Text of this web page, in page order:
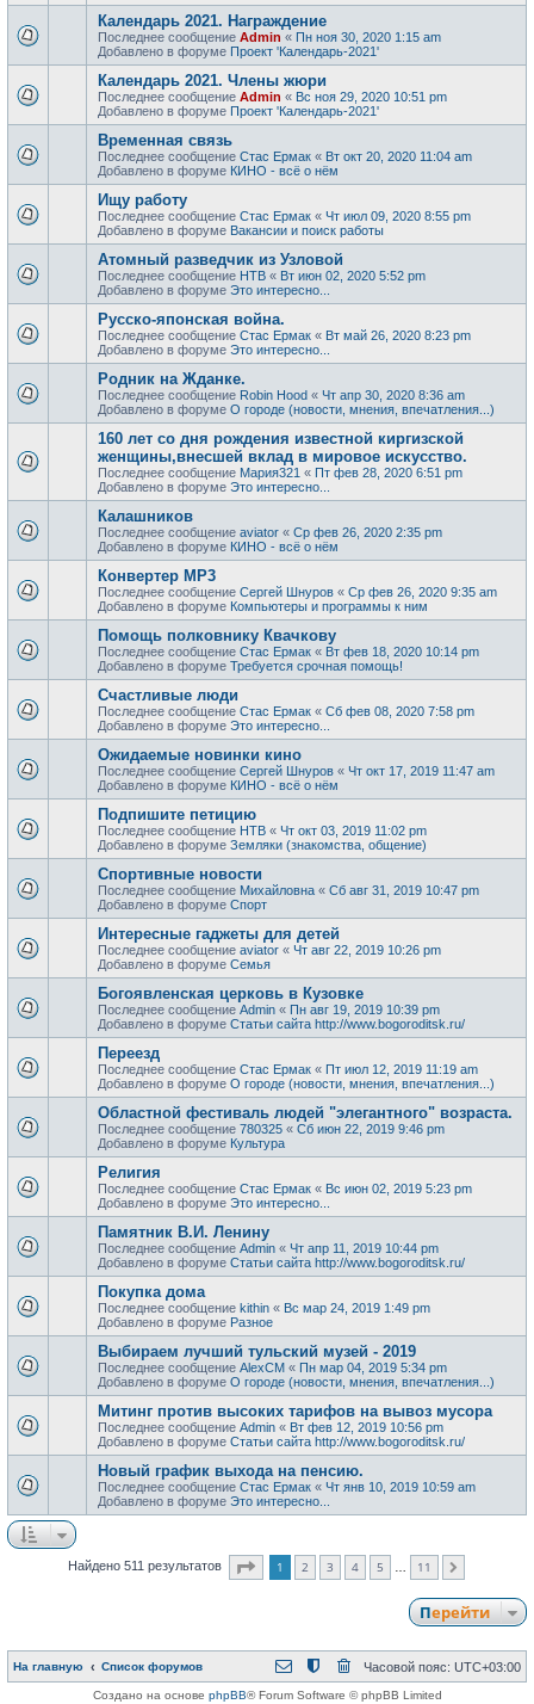
Календарь 2021. Награждение
Последнее сообщение Admin « Пн ноя 30, 2020 1:15 am
Добавлено в форуме Проект 'Календарь-2021'
Календарь 2021. Члены жюри
Последнее сообщение Admin « Вс ноя 29, 2020 10:51 pm
Добавлено в форуме Проект 'Календарь-2021'
Временная связь
Последнее сообщение Стас Ермак « Вт окт 20, 2020 11:04 am
Добавлено в форуме КИНО - всё о нём
Ищу работу
Последнее сообщение Стас Ермак « Чт июл 09, 2020 8:55 pm
Добавлено в форуме Вакансии и поиск работы
Атомный разведчик из Узловой
Последнее сообщение НТВ « Вт июн 02, 2020 5:52 pm
Добавлено в форуме Это интересно...
Русско-японская война.
Последнее сообщение Стас Ермак « Вт май 26, 2020 8:23 pm
Добавлено в форуме Это интересно...
Родник на Жданке.
Последнее сообщение Robin Hood « Чт апр 30, 2020 8:36 am
Добавлено в форуме О городе (новости, мнения, впечатления...)
160 лет со дня рождения известной киргизской
женщины,внесшей вклад в мировое искусство.
Последнее сообщение Мария321 « Пт фев 28, 2020 6:51 pm
Добавлено в форуме Это интересно...
Калашников
Последнее сообщение aviator « Ср фев 26, 2020 2:35 pm
Добавлено в форуме КИНО - всё о нём
Конвертер MP3
Последнее сообщение Сергей Шнуров « Ср фев 26, 2020 9:35 am
Добавлено в форуме Компьютеры и программы к ним
Помощь полковнику Квачкову
Последнее сообщение Стас Ермак « Вт фев 18, 2020 10:14 pm
Добавлено в форуме Требуется срочная помощь!
Счастливые люди
Последнее сообщение Стас Ермак « Сб фев 08, 2020 7:58 pm
Добавлено в форуме Это интересно...
Ожидаемые новинки кино
Последнее сообщение Сергей Шнуров « Чт окт 17, 2019 11:47 am
Добавлено в форуме КИНО - всё о нём
Подпишите петицию
Последнее сообщение НТВ « Чт окт 03, 2019 11:02 pm
Добавлено в форуме Земляки (знакомства, общение)
Спортивные новости
Последнее сообщение Михайловна « Сб авг 31, 2019 10:47 pm
Добавлено в форуме Спорт
Интересные гаджеты для детей
Последнее сообщение aviator « Чт авг 22, 2019 10:26 pm
Добавлено в форуме Семья
Богоявленская церковь в Кузовке
Последнее сообщение Admin « Пн авг 19, 2019 10:39 pm
Добавлено в форуме Статьи сайта http://www.bogoroditsk.ru/
Переезд
Последнее сообщение Стас Ермак « Пт июл 12, 2019 11:19 am
Добавлено в форуме О городе (новости, мнения, впечатления...)
Областной фестиваль людей "элегантного" возраста.
Последнее сообщение 780325 « Сб июн 22, 2019 9:46 pm
Добавлено в форуме Культура
Религия
Последнее сообщение Стас Ермак « Вс июн 02, 2019 5:23 pm
Добавлено в форуме Это интересно...
Памятник В.И. Ленину
Последнее сообщение Admin « Чт апр 11, 2019 10:44 pm
Добавлено в форуме Статьи сайта http://www.bogoroditsk.ru/
Покупка дома
Последнее сообщение kithin « Вс мар 24, 2019 1:49 pm
Добавлено в форуме Разное
Выбираем лучший тульский музей - 2019
Последнее сообщение AlexCM « Пн мар 04, 2019 5:34 pm
Добавлено в форуме О городе (новости, мнения, впечатления...)
Митинг против высоких тарифов на вывоз мусора
Последнее сообщение Admin « Вт фев 12, 2019 10:56 pm
Добавлено в форуме Статьи сайта http://www.bogoroditsk.ru/
Новый график выхода на пенсию.
Последнее сообщение Стас Ермак « Чт янв 10, 2019 10:59 am
Добавлено в форуме Это интересно...
Найдено 511 результатов Страница из
1 2 3 4 5 11
Перейти
На главную Список форумов Часовой пояс: UTC+03:00
Создано на основе phpBB® Forum Software © phpBB Limited